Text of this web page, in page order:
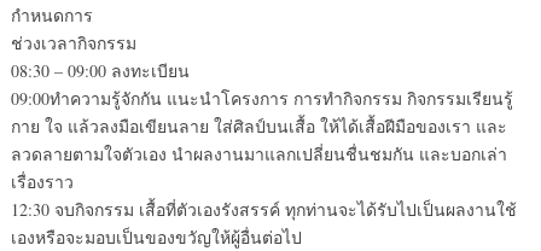
กำหนดการ
ช่วงเวลากิจกรรม
08:30 – 09:00 ลงทะเบียน
09:00ทำความรู้จักกัน แนะนำโครงการ การทำกิจกรรม กิจกรรมเรียนรู้
กาย ใจ แล้วลงมือเขียนลาย ใส่ศิลป์บนเสื้อ ให้ได้เสื้อฝีมือของเรา และ
ลวดลายตามใจตัวเอง นำผลงานมาแลกเปลี่ยนชื่นชมกัน และบอกเล่า
เรื่องราว
12:30 จบกิจกรรม เสื้อที่ตัวเองรังสรรค์ ทุกท่านจะได้รับไปเป็นผลงานใช้
เองหรือจะมอบเป็นของขวัญให้ผู้อื่นต่อไป